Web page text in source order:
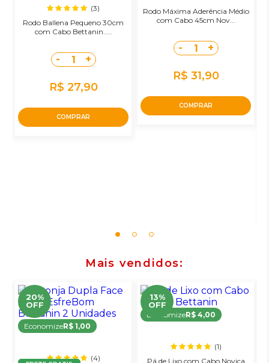
(3)
Rodo Ballena Pequeno 30cm
com Cabo Bettanin.....
- 1 +
R$ 27,90
COMPRAR
Rodo Máxima Aderência Médio
com Cabo 45cm Nov...
- 1 +
R$ 31,90
COMPRAR
Mais vendidos
20%
OFF
EconomizeR$ 1,00
(4)
13%
OFF
EconomizeR$ 4,00
(1)
Pá de Lixo com Cabo Noviça